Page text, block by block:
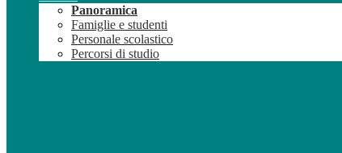
Panoramica
Famiglie e studenti
Personale scolastico
Percorsi di studio